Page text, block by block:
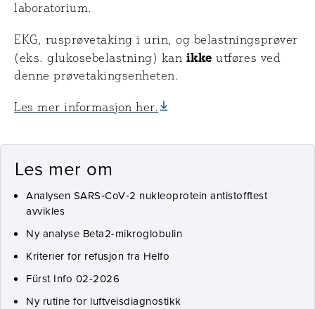
laboratorium.
EKG, rusprøvetaking i urin, og belastningsprøver
(eks. glukosebelastning) kan ikke utføres ved
denne prøvetakingsenheten.
Les mer informasjon her.
Les mer om
Analysen SARS‑CoV‑2 nukleoprotein antistofftest
avvikles
Ny analyse Beta2-mikroglobulin
Kriterier for refusjon fra Helfo
Fürst Info 02-2026
Ny rutine for luftveisdiagnostikk